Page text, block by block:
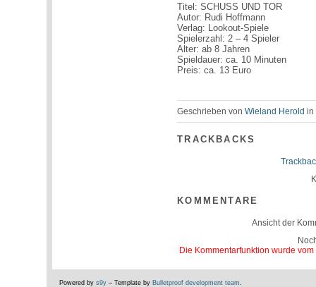
Titel: SCHUSS UND TOR
Autor: Rudi Hoffmann
Verlag: Lookout-Spiele
Spielerzahl: 2 – 4 Spieler
Alter: ab 8 Jahren
Spieldauer: ca. 10 Minuten
Preis: ca. 13 Euro
Geschrieben vonWieland Herold in
TRACKBACKS
KOMMENTARE
Ansicht der
Die Kommentarfunktion wurde
Powered by s9y– Template by Bulletproof development team